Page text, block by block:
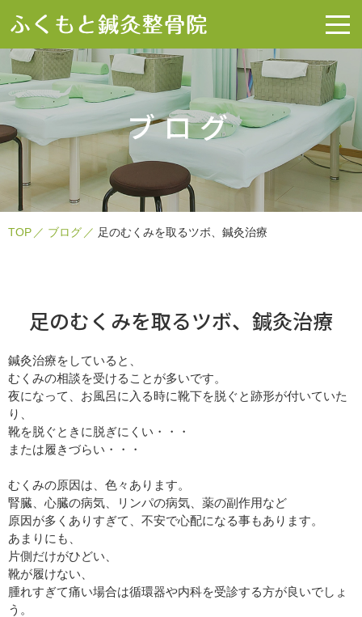
ブログ
TOP ブログ 足のむくみを取るツボ、鍼灸治療
足のむくみを取るツボ、鍼灸治療
鍼灸治療をしていると、
むくみの相談を受けることが多いです。
夜になって、お風呂に入る時に靴下を脱ぐと跡形が付いていた
り、
靴を脱ぐときに脱ぎにくい・・・
または履きづらい・・・
むくみの原因は、色々あります。
腎臓、心臓の病気、リンパの病気、薬の副作用など
原因が多くありすぎて、不安で心配になる事もあります。
あまりにも、
片側だけがひどい、
靴が履けない、
腫れすぎて痛い場合は循環器や内科を受診する方が良いでしょ
う。